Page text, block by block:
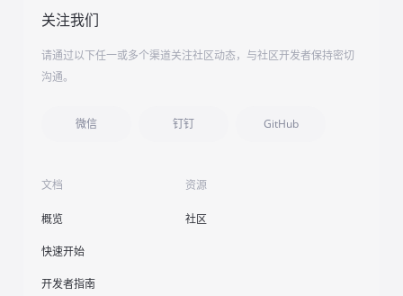
关注我们
请通过以下任一或多个渠道关注社区动态，与社区开发者保持密切
沟通。
微信 钉钉 GitHub
文档
概览
快速开始
开发者指南
资源
社区